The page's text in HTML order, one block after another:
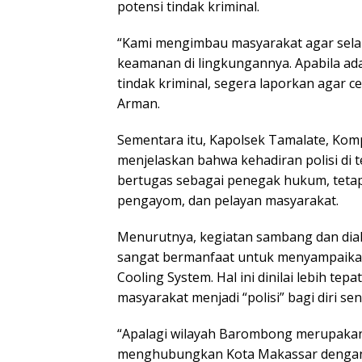
potensi tindak kriminal.
“Kami mengimbau masyarakat agar
keamanan di lingkungannya. Apabila
tindak kriminal, segera laporkan agar
Arman.
Sementara itu, Kapolsek Tamalate,
menjelaskan bahwa kehadiran polisi di
bertugas sebagai penegak hukum,
pengayom, dan pelayan masyarakat.
Menurutnya, kegiatan sambang dan
sangat bermanfaat untuk
Cooling System. Hal ini dinilai lebih
masyarakat menjadi “polisi” bagi diri
“Apalagi wilayah Barombong
menghubungkan Kota Makassar